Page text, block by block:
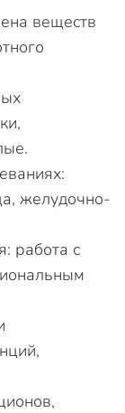
веществ
желудочно-
работа с